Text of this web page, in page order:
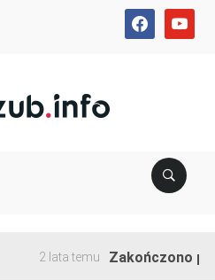
facebookyoutube
2 lata temu Zakończono